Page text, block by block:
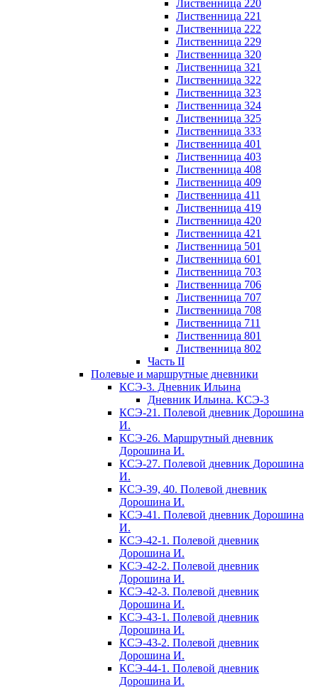
Лиственница 220
Лиственница 221
Лиственница 222
Лиственница 229
Лиственница 320
Лиственница 321
Лиственница 322
Лиственница 323
Лиственница 324
Лиственница 325
Лиственница 333
Лиственница 401
Лиственница 403
Лиственница 408
Лиственница 409
Лиственница 411
Лиственница 419
Лиственница 420
Лиственница 421
Лиственница 501
Лиственница 601
Лиственница 703
Лиственница 706
Лиственница 707
Лиственница 708
Лиственница 711
Лиственница 801
Лиственница 802
Часть II
Полевые и маршрутные дневники
КСЭ-3. Дневник Ильина
Дневник Ильина. КСЭ-3
КСЭ-21. Полевой дневник Дорошина
И.
КСЭ-26. Маршрутный дневник
Дорошина И.
КСЭ-27. Полевой дневник Дорошина
И.
КСЭ-39, 40. Полевой дневник
Дорошина И.
КСЭ-41. Полевой дневник Дорошина
И.
КСЭ-42-1. Полевой дневник
Дорошина И.
КСЭ-42-2. Полевой дневник
Дорошина И.
КСЭ-42-3. Полевой дневник
Дорошина И.
КСЭ-43-1. Полевой дневник
Дорошина И.
КСЭ-43-2. Полевой дневник
Дорошина И.
КСЭ-44-1. Полевой дневник
Дорошина И.